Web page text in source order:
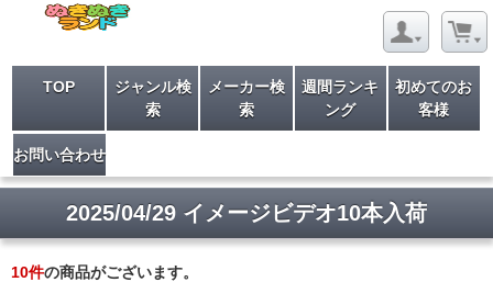
TOP
ジャンル検
索
メーカー検
索
週間ランキ
ング
初めてのお
客様
お問い合わせ
2025/04/29 イメージビデオ10本入荷
10件の商品がございます。